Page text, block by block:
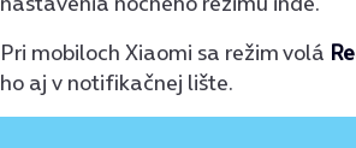
Pri mobiloch Xiaomi sa režim volá
ho aj v notifikačnej lište.